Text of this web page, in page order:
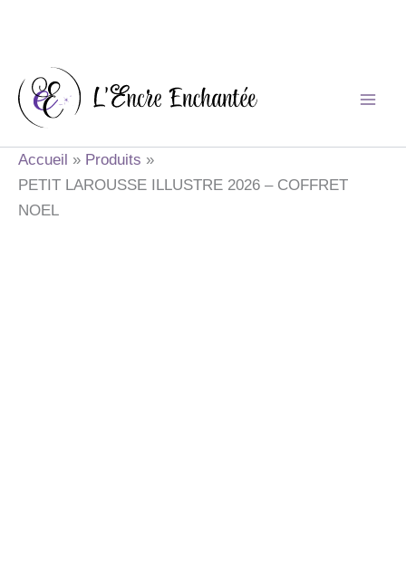
contenu
Accueil
Produits
PETIT LAROUSSE ILLUSTRE 2026 – COFFRET
NOEL